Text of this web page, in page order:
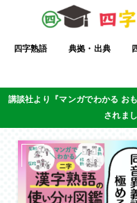
四字熟語 典拠・出典
講談社より『マンガでわかる お
されま